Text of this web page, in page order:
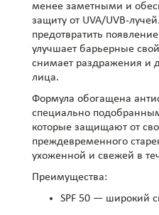
менее заметными и
защиту от UVA/UVB-
предотвратить
улучшает барьерные
снимает раздражения и
лица.
Формула обогащена
специально
которые защищают от
преждевременного
ухоженной и свежей в
Преимущества:
SPF 50 — широкий